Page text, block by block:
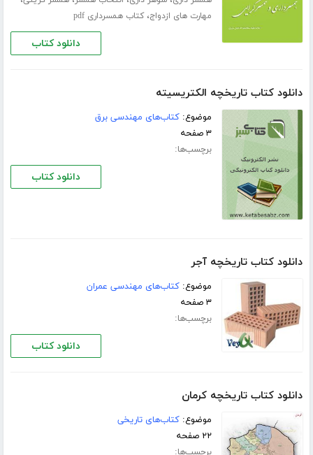
مهارت های ازدواج،کتاب همسرداری pdf
دانلود کتاب
دانلود کتاب تاریخچه الکتریسیته
موضوع:کتاب‌های مهندسی برق
۳ صفحه
برچسب‌ها:
دانلود کتاب
دانلود کتاب تاریخچه آجر
موضوع:کتاب‌های مهندسی عمران
۳ صفحه
برچسب‌ها:
دانلود کتاب
دانلود کتاب تاریخچه کرمان
موضوع:کتاب‌های تاریخی
۲۲ صفحه